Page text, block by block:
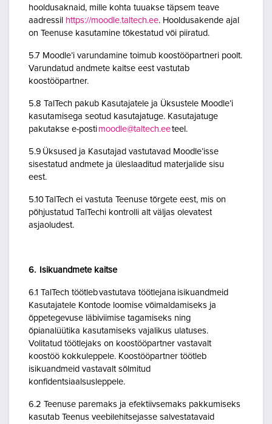
hooldusaknaid, mille kohta tuuakse täpsem teave
aadressil https://moodle.taltech.ee. Hooldusakende ajal
on Teenuse kasutamine tõkestatud või piiratud.
5.7 Moodle’i varundamine toimub koostööpartneri poolt.
Varundatud andmete kaitse eest vastutab
koostööpartner.
5.8 TalTech pakub Kasutajatele ja Üksustele Moodle’i
kasutamisega seotud kasutajatuge. Kasutajatuge
pakutakse e-posti moodle@taltech.eeteel.
5.9 Üksused ja Kasutajad vastutavad Moodle’isse
sisestatud andmete ja üleslaaditud materjalide sisu
eest.
5.10 TalTech ei vastuta Teenuse tõrgete eest, mis on
põhjustatud TalTechi kontrolli alt väljas olevatest
asjaoludest.
6. Isikuandmete kaitse
6.1 TalTech töötleb vastutava töötlejana isikuandmeid
Kasutajatele Kontode loomise võimaldamiseks ja
õppetegevuse läbiviimise tagamiseks ning
õpianalüütika kasutamiseks vajalikus ulatuses.
Volitatud töötlejaks on koostööpartner vastavalt
koostöö kokkuleppele. Koostööpartner töötleb
isikuandmeid vastavalt sõlmitud
konfidentsiaalsusleppele.
6.2 Teenuse paremaks ja efektiivsemaks pakkumiseks
kasutab Teenus veebilehitsejasse salvestatavaid